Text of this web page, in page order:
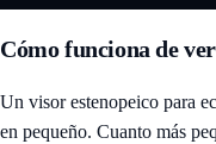
Cómo funciona de
Un visor estenopeico para
en pequeño. Cuanto más